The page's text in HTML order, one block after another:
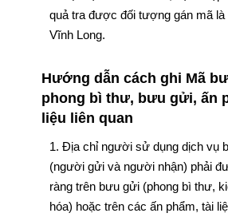
quả tra được đối tượng gán mã là
Vĩnh Long.
Hướng dẫn cách ghi Mã
phong bì thư, bưu gửi, ấn
liệu liên quan
1. Địa chỉ người sử dụng dịch vụ
(người gửi và người nhận) phải
ràng trên bưu gửi (phong bì thư,
hóa) hoặc trên các ấn phẩm, tài